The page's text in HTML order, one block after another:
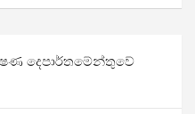
ar
දෙපාර්තමේන්තුවේ